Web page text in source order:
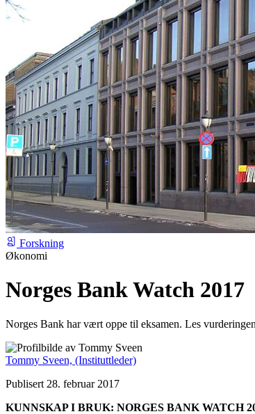
Forskning
Økonomi
Norges Bank Watch 2017
Norges Bank har vært oppe til eksamen. Les
Tommy Sveen, (Instituttleder)
Publisert 28. februar 2017
KUNNSKAP I BRUK: NORGES BANK WATCH